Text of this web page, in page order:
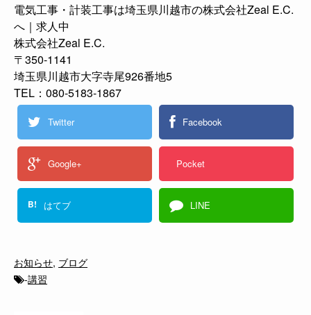
電気工事・計装工事は埼玉県川越市の株式会社Zeal E.C.
へ｜求人中
株式会社Zeal E.C.
〒350-1141
埼玉県川越市大字寺尾926番地5
TEL：080-5183-1867
Twitter Facebook
Google+ Pocket
B! はてブ LINE
お知らせ, ブログ
-講習